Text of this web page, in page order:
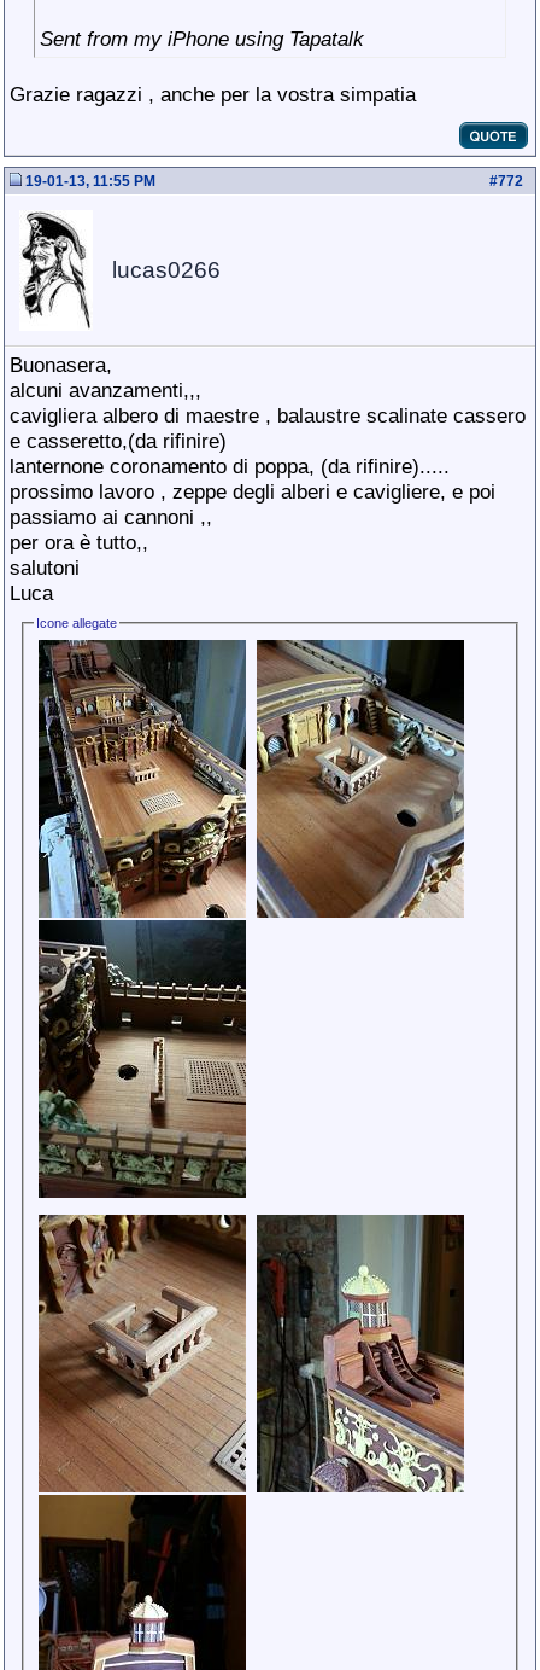
Sent from my iPhone using Tapatalk
Grazie ragazzi , anche per la vostra simpatia
#772
19-01-13, 11:55 PM
lucas0266
Buonasera,
alcuni avanzamenti,,,
cavigliera albero di maestre , balaustre scalinate cassero
e casseretto,(da rifinire)
lanternone coronamento di poppa, (da rifinire).....
prossimo lavoro , zeppe degli alberi e cavigliere, e poi
passiamo ai cannoni ,,
per ora è tutto,,
salutoni
Luca
Icone allegate